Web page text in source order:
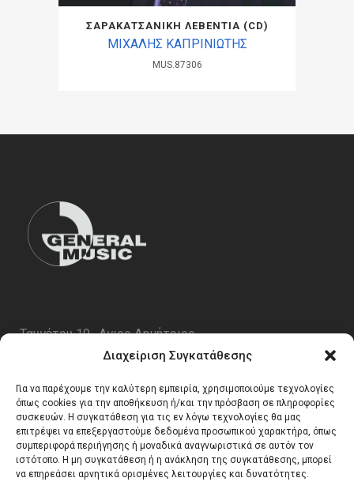
Διαχείριση Συγκατάθεσης
Για να παρέχουμε την καλύτερη εμπειρία, χρησιμοποιούμε τεχνολογίες
όπως cookies για την αποθήκευση ή/και την πρόσβαση σε πληροφορίες
συσκευών. Η συγκατάθεση για τις εν λόγω τεχνολογίες θα μας
επιτρέψει να επεξεργαστούμε δεδομένα προσωπικού χαρακτήρα, όπως
συμπεριφορά περιήγησης ή μοναδικά αναγνωριστικά σε αυτόν τον
ιστότοπο. Η μη συγκατάθεση ή η ανάκληση της συγκατάθεσης, μπορεί
να επηρεάσει αρνητικά ορισμένες λειτουργίες και δυνατότητες.
ΣΑΡΑΚΑΤΣΑΝΙΚΗ ΛΕΒΕΝΤΙΑ (CD)
ΜΙΧΑΛΗΣ ΚΑΠΡΙΝΙΩΤΗΣ
MUS.87306
Ταυγέτου 19 , Αγιος Δημήτριος
email:info@generalmusic.gr
Ωρες Λειτουργίας:
Δευτέρα – Παρασκευή 10:00 – 17:00